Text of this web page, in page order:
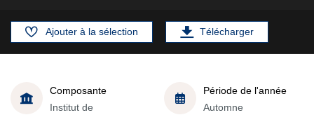
Ajouter à la sélection Télécharger
Composante
Institut de
Période de l'année
Automne